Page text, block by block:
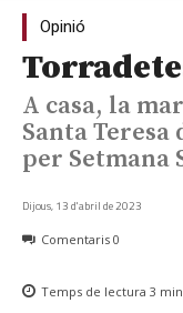
Opinió
A casa, la
Santa
per Setmana
Dijous, 13 d'abril de 2023
Comentaris 0
Temps de lectura 3